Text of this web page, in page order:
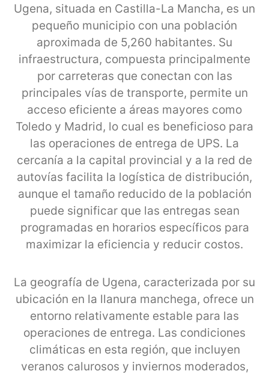
Ugena, situada en Castilla-La Mancha, es un
pequeño municipio con una población
aproximada de 5,260 habitantes. Su
infraestructura, compuesta principalmente
por carreteras que conectan con las
principales vías de transporte, permite un
acceso eficiente a áreas mayores como
Toledo y Madrid, lo cual es beneficioso para
las operaciones de entrega de UPS. La
cercanía a la capital provincial y a la red de
autovías facilita la logística de distribución,
aunque el tamaño reducido de la población
puede significar que las entregas sean
programadas en horarios específicos para
maximizar la eficiencia y reducir costos.
La geografía de Ugena, caracterizada por su
ubicación en la llanura manchega, ofrece un
entorno relativamente estable para las
operaciones de entrega. Las condiciones
climáticas en esta región, que incluyen
veranos calurosos y inviernos moderados,